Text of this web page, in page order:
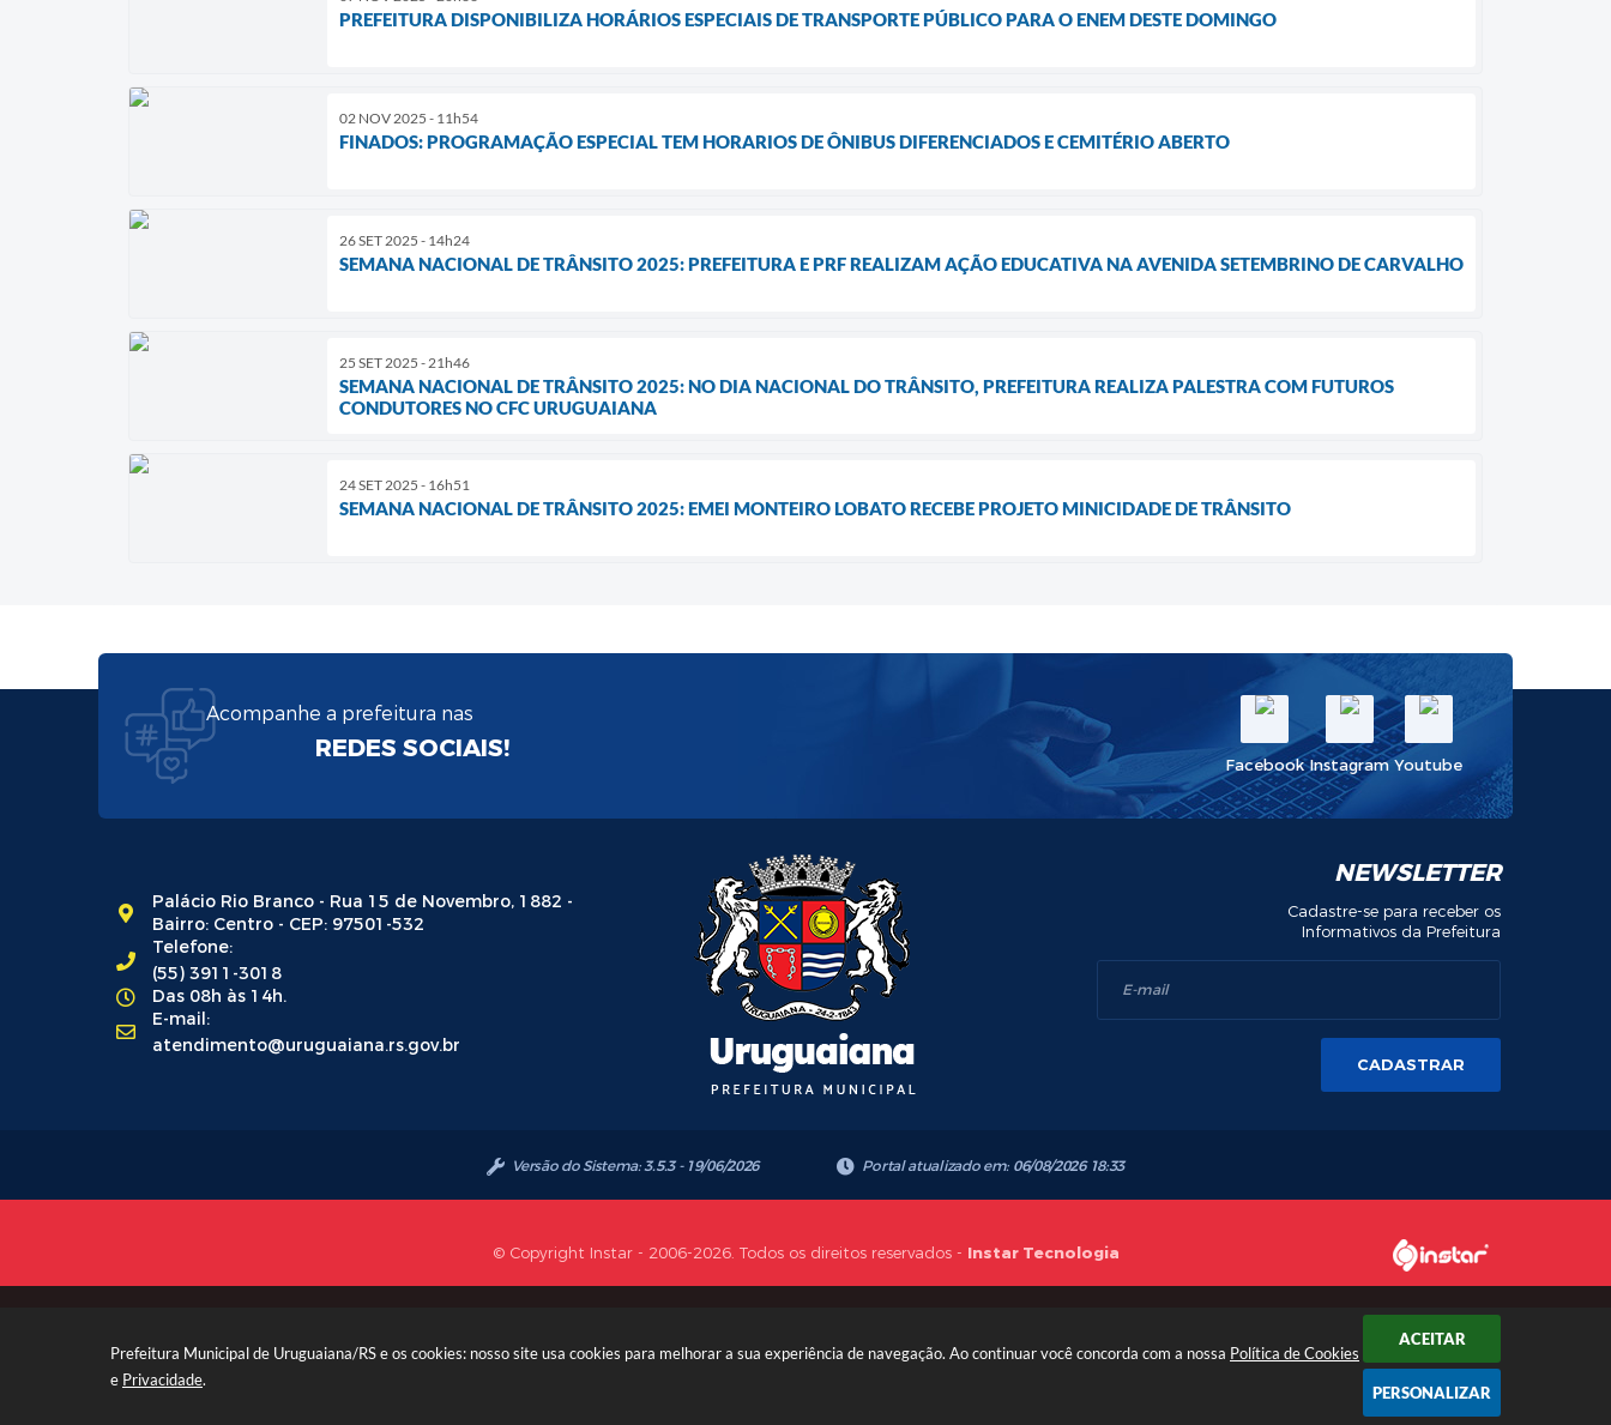
Prefeitura Municipal de Uruguaiana/RS e os cookies: nosso site usa cookies para melhorar a sua experiência de navegação. Ao continuar você concorda com a nossa Política de Cookies
e Privacidade.
ACEITAR
PERSONALIZAR
PREFEITURA DISPONIBILIZA HORÁRIOS ESPECIAIS DE TRANSPORTE PÚBLICO PARA O ENEM DESTE DOMINGO
02 NOV 2025 - 11h54
FINADOS: PROGRAMAÇÃO ESPECIAL TEM HORARIOS DE ÔNIBUS DIFERENCIADOS E CEMITÉRIO ABERTO
26 SET 2025 - 14h24
SEMANA NACIONAL DE TRÂNSITO 2025: PREFEITURA E PRF REALIZAM AÇÃO EDUCATIVA NA AVENIDA SETEMBRINO DE CARVALHO
25 SET 2025 - 21h46
SEMANA NACIONAL DE TRÂNSITO 2025: NO DIA NACIONAL DO TRÂNSITO, PREFEITURA REALIZA PALESTRA COM FUTUROS
CONDUTORES NO CFC URUGUAIANA
24 SET 2025 - 16h51
SEMANA NACIONAL DE TRÂNSITO 2025: EMEI MONTEIRO LOBATO RECEBE PROJETO MINICIDADE DE TRÂNSITO
Acompanhe a prefeitura nas
REDES SOCIAIS!
Facebook Instagram Youtube
Palácio Rio Branco - Rua 15 de Novembro, 1882 -
Bairro: Centro - CEP: 97501-532
Telefone:
(55) 3911-3018
Das 08h às 14h.
E-mail:
atendimento@uruguaiana.rs.gov.br
NEWSLETTER
Cadastre-se para receber os
Informativos da Prefeitura
CADASTRAR
Versão do Sistema:3.5.3 - 19/06/2026 Portal atualizado em: 06/08/2026 18:33
© Copyright Instar - 2006-2026. Todos os direitos reservados - Instar Tecnologia